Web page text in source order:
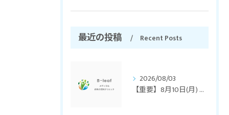
最近の投稿 Recent Posts
2026/08/03
【重要】8月10日(月) 臨時休診のお知らせ